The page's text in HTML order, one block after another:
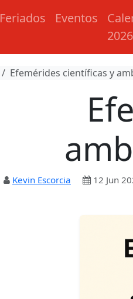
Feriados Eventos
2026
Efemérides científicas y
Kevin Escorcia 12 Jun